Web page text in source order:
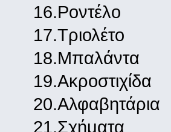
16.Ροντέλο
17.Τριολέτο
18.Μπαλάντα
19.Ακροστιχίδα
20.Αλφαβητάρια
21.Σχήματα